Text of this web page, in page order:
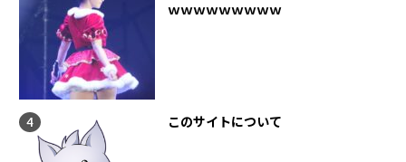
ｗｗｗｗｗｗｗｗｗ
このサイトについて